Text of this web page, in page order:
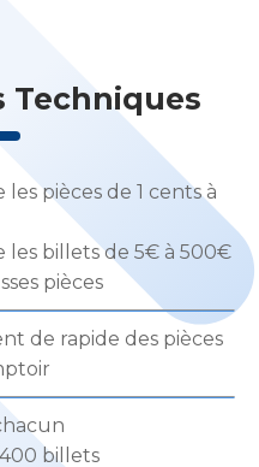
Techniques
pièces de 1 cents à
les billets de 5€ à 500€
pièces
de rapide des pièces
billets